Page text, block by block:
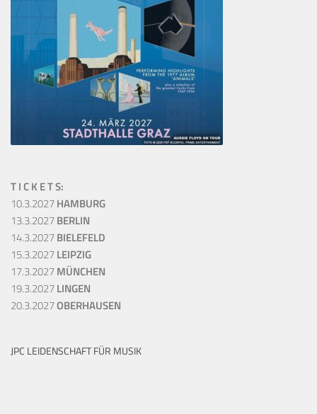
T I C K E T S:
10.3.2027HAMBURG
13.3.2027BERLIN
14.3.2027BIELEFELD
15.3.2027LEIPZIG
17.3.2027MÜNCHEN
19.3.2027LINGEN
20.3.2027OBERHAUSEN
JPC LEIDENSCHAFT FÜR MUSIK